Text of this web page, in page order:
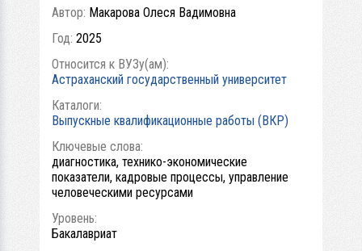
Автор: Макарова Олеся Вадимовна
Год: 2025
Относится к ВУЗу(ам):
Астраханский государственный университет
Каталоги:
Выпускные квалификационные работы (ВКР)
Ключевые слова:
диагностика, технико-экономические
показатели, кадровые процессы, управление
человеческими ресурсами
Уровень:
Бакалавриат